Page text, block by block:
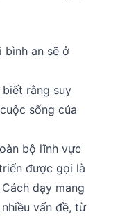
bình an sẽ ở
rằng suy
sống của
bộ lĩnh vực
được gọi là
dạy mang
vấn đề, từ